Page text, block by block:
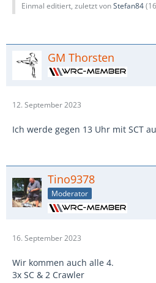
Einmal editiert, zuletzt vonStefan84(
GM Thorsten
12. September 2023
Ich werde gegen 13 Uhr mit SCT
Tino9378
Moderator
16. September 2023
Wir kommen auch alle 4.
3x SC & 2 Crawler